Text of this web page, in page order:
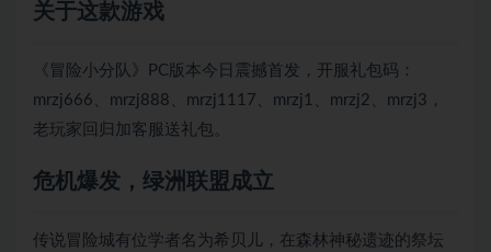
关于这款游戏
《冒险小分队》PC版本今日震撼首发，开服礼包码：
mrzj666、mrzj888、mrzj1117、mrzj1、mrzj2、mrzj3，
老玩家回归加客服送礼包。
危机爆发，绿洲联盟成立
传说冒险城有位学者名为希贝儿，在森林神秘遗迹的祭坛